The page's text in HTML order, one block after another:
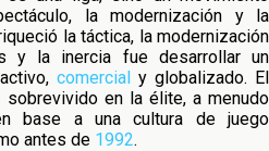
la modernización y la
la táctica, la modernización
y la inercia fue desarrollar un
comercial y globalizado. El
sobrevivido en la élite, a menudo
base a una cultura de juego
antes de 1992.